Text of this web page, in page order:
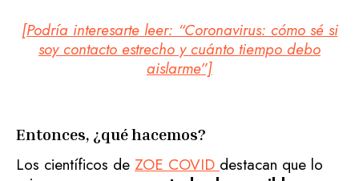
[Podría interesarte leer: “Coronavirus: cómo sé si
soy contacto estrecho y cuánto tiempo debo
aislarme”]
Entonces, ¿qué hacemos?
Los científicos de ZOE COVID destacan que lo